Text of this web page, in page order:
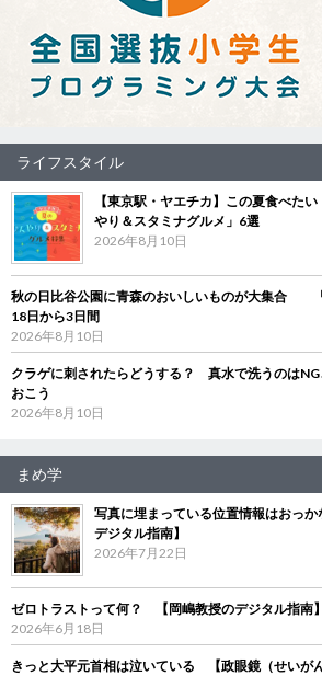
ライフスタイル
【東京駅・ヤエチカ】この夏食べた
やり＆スタミナグルメ」6選
2026年8月10日
秋の日比谷公園に青森のおいしいものが大集合
18日から3日間
2026年8月10日
クラゲに刺されたらどうする？ 真水で洗うのは
おこう
2026年8月10日
まめ学
写真に埋まっている位置情報はおっ
デジタル指南】
2026年7月22日
ゼロトラストって何？ 【岡嶋教授のデジタル指南】
2026年6月18日
きっと大平元首相は泣いている 【政眼鏡（せいが